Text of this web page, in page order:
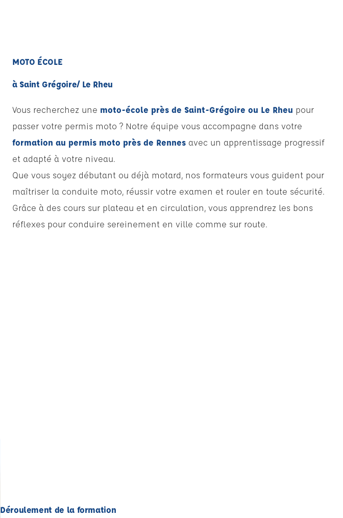
MOTO ÉCOLE
à Saint Grégoire/ Le Rheu
Vous recherchez une moto-école près de Saint-Grégoire ou Le Rheu pour
passer votre permis moto ? Notre équipe vous accompagne dans votre
formation au permis moto près de Rennes avec un apprentissage progressif
et adapté à votre niveau.
Que vous soyez débutant ou déjà motard, nos formateurs vous guident pour
maîtriser la conduite moto, réussir votre examen et rouler en toute sécurité.
Grâce à des cours sur plateau et en circulation, vous apprendrez les bons
réflexes pour conduire sereinement en ville comme sur route.
Déroulement de la formation